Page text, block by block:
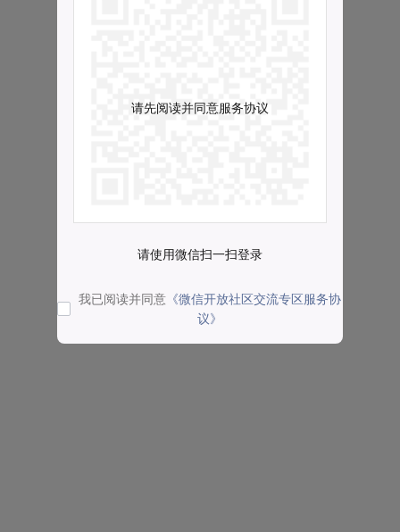
请先阅读并同意服务协议
请使用微信扫一扫登录
我已阅读并同意 《微信开放社区交流专区服务协
议》